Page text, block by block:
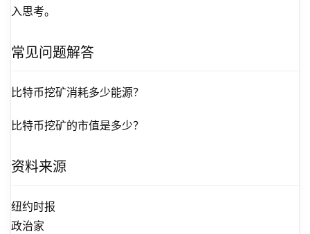
入思考。
常见问题解答
比特币挖矿消耗多少能源？
比特币挖矿的市值是多少？
资料来源
纽约时报
政治家